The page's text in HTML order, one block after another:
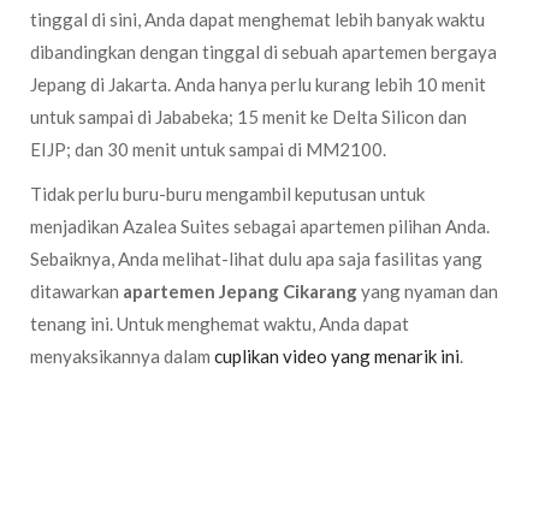
tinggal di sini, Anda dapat menghemat lebih banyak waktu
dibandingkan dengan tinggal di sebuah apartemen bergaya
Jepang di Jakarta. Anda hanya perlu kurang lebih 10 menit
untuk sampai di Jababeka; 15 menit ke Delta Silicon dan
EIJP; dan 30 menit untuk sampai di MM2100.
Tidak perlu buru-buru mengambil keputusan untuk
menjadikan Azalea Suites sebagai apartemen pilihan Anda.
Sebaiknya, Anda melihat-lihat dulu apa saja fasilitas yang
ditawarkan apartemen Jepang Cikarangyang nyaman dan
tenang ini. Untuk menghemat waktu, Anda dapat
menyaksikannya dalam cuplikan video yang menarik ini.